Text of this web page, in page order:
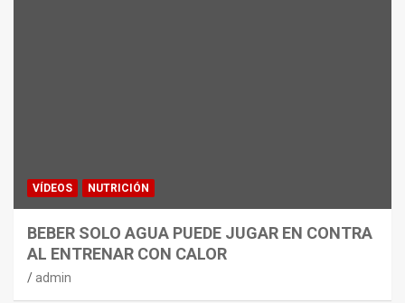
VÍDEOS NUTRICIÓN
BEBER SOLO AGUA PUEDE JUGAR EN CONTRA
AL ENTRENAR CON CALOR
admin